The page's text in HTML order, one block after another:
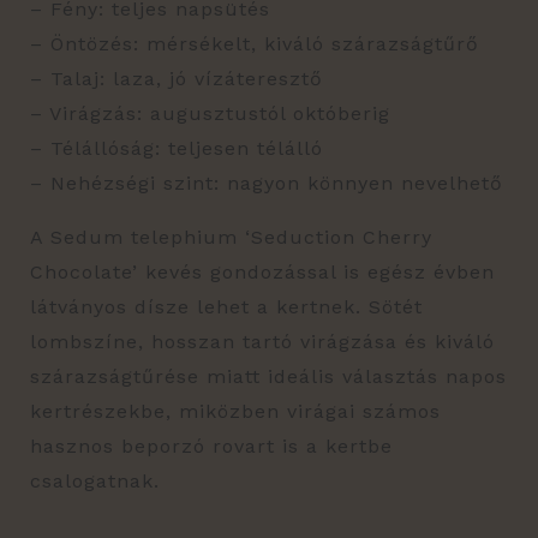
– Fény: teljes napsütés
– Öntözés: mérsékelt, kiváló szárazságtűrő
– Talaj: laza, jó vízáteresztő
– Virágzás: augusztustól októberig
– Télállóság: teljesen télálló
– Nehézségi szint: nagyon könnyen nevelhető
A Sedum telephium ‘Seduction Cherry
Chocolate’ kevés gondozással is egész évben
látványos dísze lehet a kertnek. Sötét
lombszíne, hosszan tartó virágzása és kiváló
szárazságtűrése miatt ideális választás napos
kertrészekbe, miközben virágai számos
hasznos beporzó rovart is a kertbe
csalogatnak.